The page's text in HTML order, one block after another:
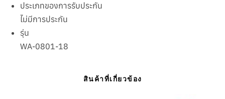
ประเภทของการรับประกัน
ไม่มีการประกัน
รุ่น
WA-0801-18
สินค้าที่เกี่ยวข้อง